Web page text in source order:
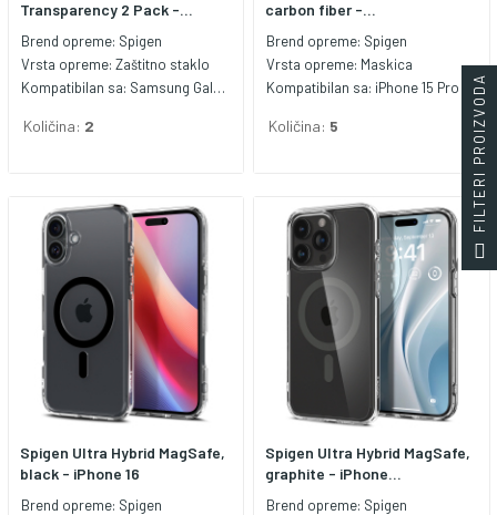
Transparency 2 Pack -...
Brend opreme: Spigen
Vrsta opreme: Zaštitno staklo
Kompatibilan sa: Samsung Galaxy S24
Količina: 2
carbon fiber -...
Brend opreme: Spigen
Vrsta opreme: Maskica
Kompatibilan sa: iPhone 15 Pro Max
Količina: 5
Spigen Ultra Hybrid MagSafe,
black - iPhone 16
Brend opreme: Spigen
Spigen Ultra Hybrid MagSafe,
graphite - iPhone...
Brend opreme: Spigen
FILTERI PROIZVODA